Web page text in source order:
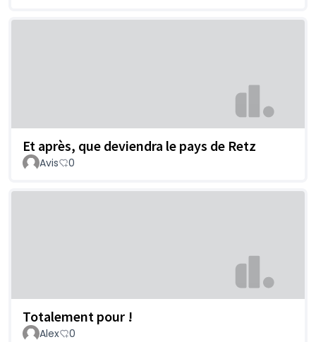
Et après, que deviendra le pays de Retz
Avis 0
Totalement pour !
Alex 0